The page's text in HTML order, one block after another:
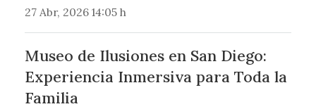
27 Abr, 2026 14:05 h
Museo de Ilusiones en San Diego:
Experiencia Inmersiva para Toda la
Familia